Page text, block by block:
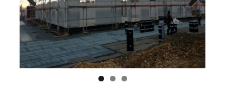
Previ
ous
Next